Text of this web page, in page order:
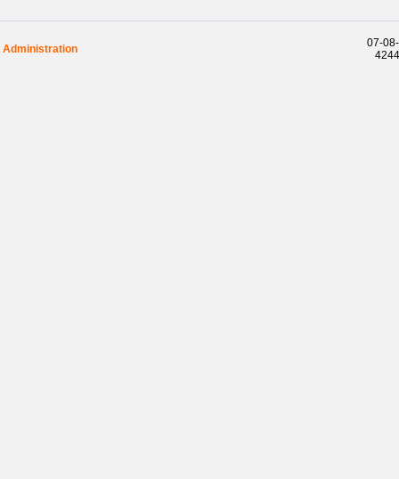
Administration
07-